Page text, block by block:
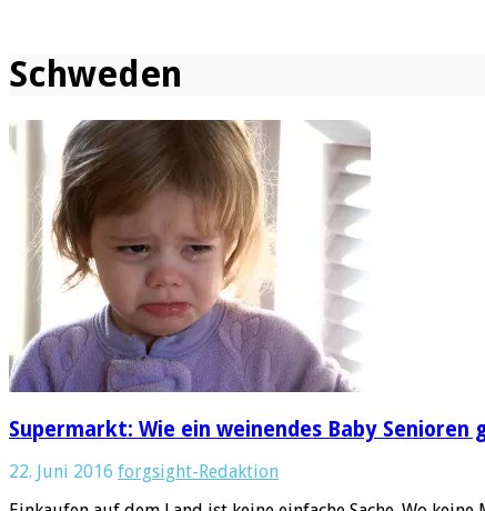
Schweden
Supermarkt: Wie ein weinendes Baby Senioren
22. Juni 2016 forgsight-Redaktion